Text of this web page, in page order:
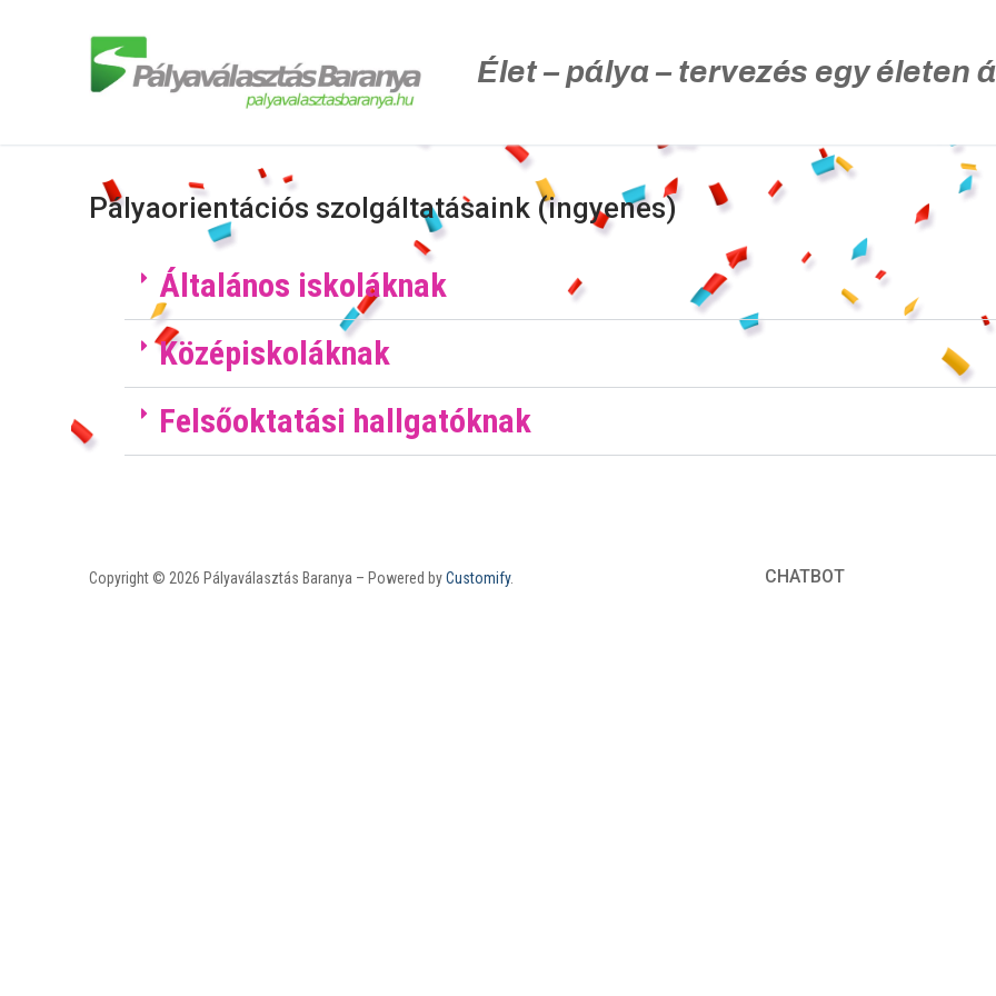
Élet – pálya – tervezés egy életen
Pályaorientációs szolgáltatásaink (ingyenes)
Általános iskoláknak
Középiskoláknak
Felsőoktatási hallgatóknak
Copyright © 2026 Pályaválasztás Baranya – Powered byCustomify. CHATBOT